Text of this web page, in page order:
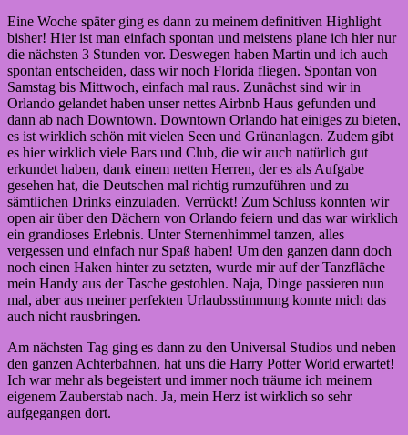
Eine Woche später ging es dann zu meinem definitiven Highlight
bisher! Hier ist man einfach spontan und meistens plane ich hier nur
die nächsten 3 Stunden vor. Deswegen haben Martin und ich auch
spontan entscheiden, dass wir noch Florida fliegen. Spontan von
Samstag bis Mittwoch, einfach mal raus. Zunächst sind wir in
Orlando gelandet haben unser nettes Airbnb Haus gefunden und
dann ab nach Downtown. Downtown Orlando hat einiges zu bieten,
es ist wirklich schön mit vielen Seen und Grünanlagen. Zudem gibt
es hier wirklich viele Bars und Club, die wir auch natürlich gut
erkundet haben, dank einem netten Herren, der es als Aufgabe
gesehen hat, die Deutschen mal richtig rumzuführen und zu
sämtlichen Drinks einzuladen. Verrückt! Zum Schluss konnten wir
open air über den Dächern von Orlando feiern und das war wirklich
ein grandioses Erlebnis. Unter Sternenhimmel tanzen, alles
vergessen und einfach nur Spaß haben! Um den ganzen dann doch
noch einen Haken hinter zu setzten, wurde mir auf der Tanzfläche
mein Handy aus der Tasche gestohlen. Naja, Dinge passieren nun
mal, aber aus meiner perfekten Urlaubsstimmung konnte mich das
auch nicht rausbringen.
Am nächsten Tag ging es dann zu den Universal Studios und neben
den ganzen Achterbahnen, hat uns die Harry Potter World erwartet!
Ich war mehr als begeistert und immer noch träume ich meinem
eigenem Zauberstab nach. Ja, mein Herz ist wirklich so sehr
aufgegangen dort.